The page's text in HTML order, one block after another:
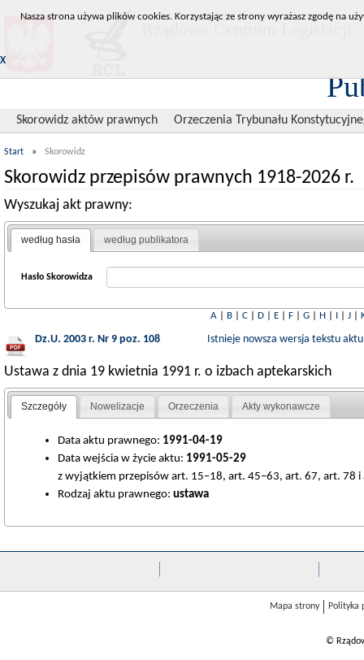
Skorowidz aktów prawnych Orzeczenia Trybunału
Start » Skorowidz
Skorowidz przepisów prawnych 1918-2026 r.
Wyszukaj akt prawny:
według hasła według publikatora
Hasło Skorowidza
A| B| C| D| E| F| G| H| I| J|
Dz.U. 2003 r. Nr 9 poz. 108 Istnieje nowsza wersja tekstu aktu
Ustawa z dnia 19 kwietnia 1991 r. o izbach aptekarskich
Szczegóły Nowelizacje Orzeczenia Akty wykonawcze
Data aktu prawnego: 1991-04-19
Data wejścia w życie aktu: 1991-05-29
z wyjątkiem przepisów art. 15–18, art. 45–63, art. 67, art. 78
Rodzaj aktu prawnego: ustawa
Mapa strony Polityka
©
Nasza strona używa plików cookies. Korzystając ze strony wyrażasz zgodę na
X